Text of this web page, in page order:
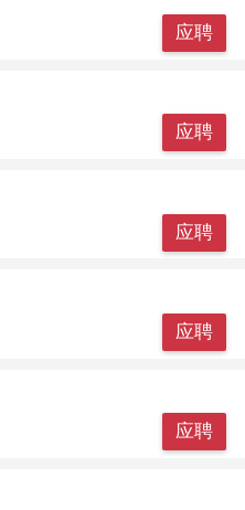
应聘
应聘
应聘
应聘
应聘